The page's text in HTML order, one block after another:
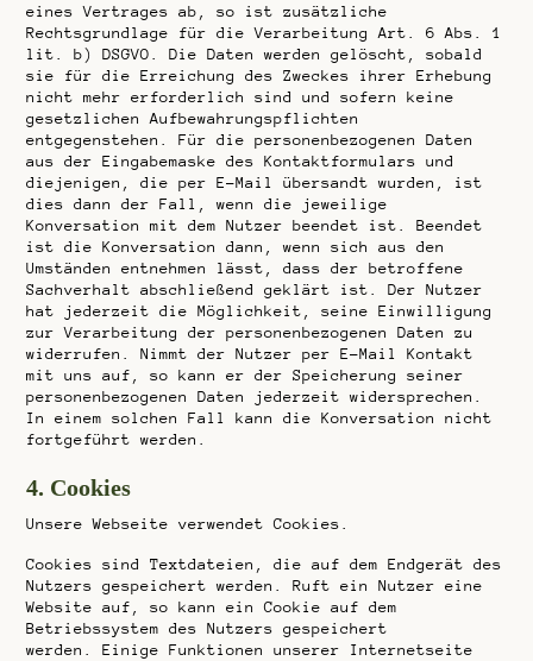
eines Vertrages ab, so ist zusätzliche
Rechtsgrundlage für die Verarbeitung Art. 6 Abs. 1
lit. b) DSGVO. Die Daten werden gelöscht, sobald
sie für die Erreichung des Zweckes ihrer Erhebung
nicht mehr erforderlich sind und sofern keine
gesetzlichen Aufbewahrungspflichten
entgegenstehen. Für die personenbezogenen Daten
aus der Eingabemaske des Kontaktformulars und
diejenigen, die per E-Mail übersandt wurden, ist
dies dann der Fall, wenn die jeweilige
Konversation mit dem Nutzer beendet ist. Beendet
ist die Konversation dann, wenn sich aus den
Umständen entnehmen lässt, dass der betroffene
Sachverhalt abschließend geklärt ist. Der Nutzer
hat jederzeit die Möglichkeit, seine Einwilligung
zur Verarbeitung der personenbezogenen Daten zu
widerrufen. Nimmt der Nutzer per E-Mail Kontakt
mit uns auf, so kann er der Speicherung seiner
personenbezogenen Daten jederzeit widersprechen.
In einem solchen Fall kann die Konversation nicht
fortgeführt werden.
4. Cookies
Unsere Webseite verwendet Cookies.
Cookies sind Textdateien, die auf dem Endgerät des
Nutzers gespeichert werden. Ruft ein Nutzer eine
Website auf, so kann ein Cookie auf dem
Betriebssystem des Nutzers gespeichert
werden. Einige Funktionen unserer Internetseite